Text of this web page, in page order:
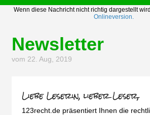
Wenn diese Nachricht nicht richtig dargestellt
Onlineversion.
Newsletter
vom 22. Aug, 2019
123recht.de präsentiert Ihnen die